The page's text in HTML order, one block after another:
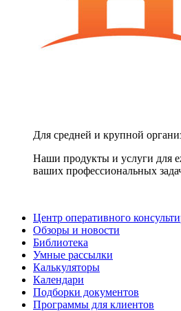
Для средней и крупной
Наши продукты и услуги для
ваших профессиональных
Центр оперативного
Обзоры и новости
Библиотека
Умные рассылки
Калькуляторы
Календари
Подборки документов
Программы для клиентов